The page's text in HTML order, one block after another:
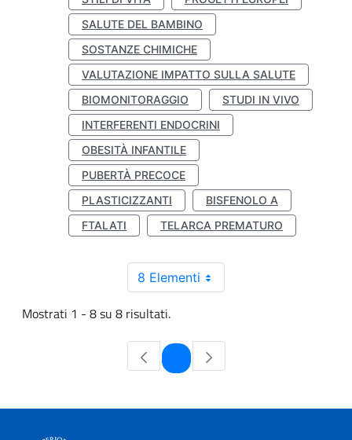
SALUTE DEL BAMBINO
SOSTANZE CHIMICHE
VALUTAZIONE IMPATTO SULLA SALUTE
BIOMONITORAGGIO
STUDI IN VIVO
INTERFERENTI ENDOCRINI
OBESITÀ INFANTILE
PUBERTÀ PRECOCE
PLASTICIZZANTI
BISFENOLO A
FTALATI
TELARCA PREMATURO
8 Elementi
Mostrati 1 - 8 su 8 risultati.
Pagina